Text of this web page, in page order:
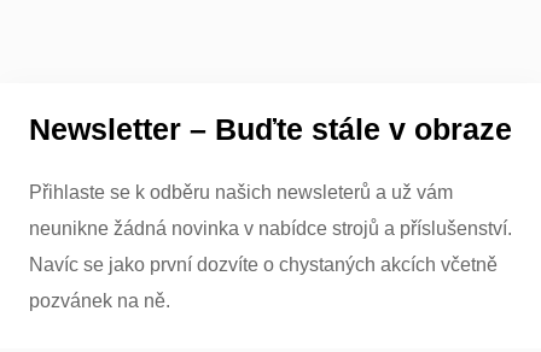
Newsletter – Buďte stále v obraze
Přihlaste se k odběru našich newsleterů a už vám
neunikne žádná novinka v nabídce strojů a příslušenství.
Navíc se jako první dozvíte o chystaných akcích včetně
pozvánek na ně.